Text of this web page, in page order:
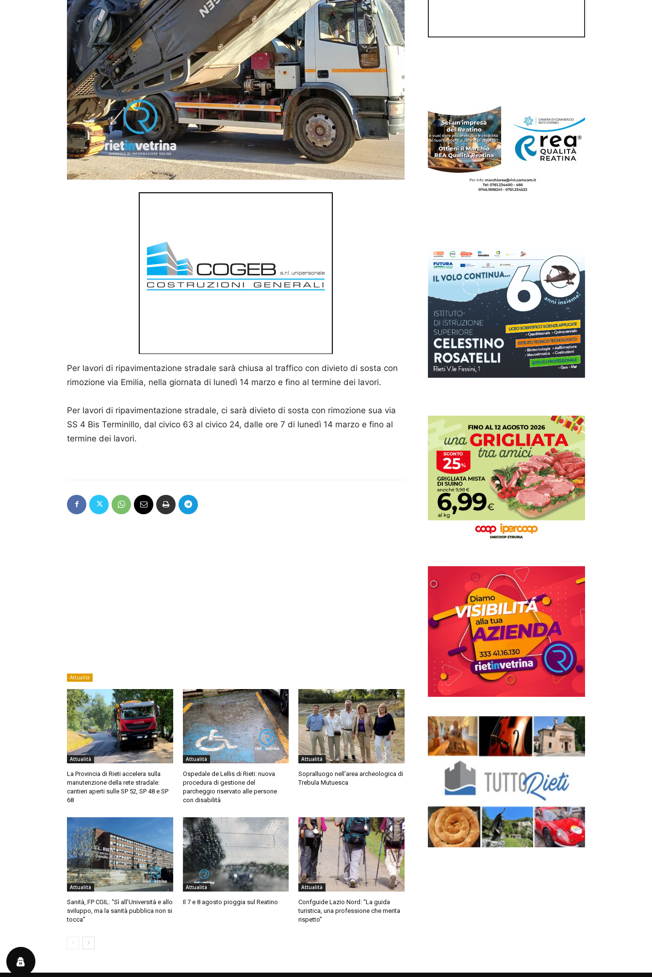
Per lavori di ripavimentazione stradale sarà chiusa al traffico con divieto di sosta con
rimozione via Emilia, nella giornata di lunedì 14 marzo e fino al termine dei lavori.
Per lavori di ripavimentazione stradale, ci sarà divieto di sosta con rimozione sua via
SS 4 Bis Terminillo, dal civico 63 al civico 24, dalle ore 7 di lunedì 14 marzo e fino al
termine dei lavori.
Attualità
Attualità
La Provincia di Rieti accelera sulla
manutenzione della rete stradale:
cantieri aperti sulle SP 52, SP 48 e SP
68
Attualità
Ospedale de Lellis di Rieti: nuova
procedura di gestione del
parcheggio riservato alle persone
con disabilità
Attualità
Sopralluogo nell’area archeologica di
Trebula Mutuesca
Attualità
Sanità, FP CGIL: “Sì all’Università e allo
sviluppo, ma la sanità pubblica non si
tocca”
Attualità
Il 7 e 8 agosto pioggia sul Reatino
Attualità
Confguide Lazio Nord: “La guida
turistica, una professione che merita
rispetto”